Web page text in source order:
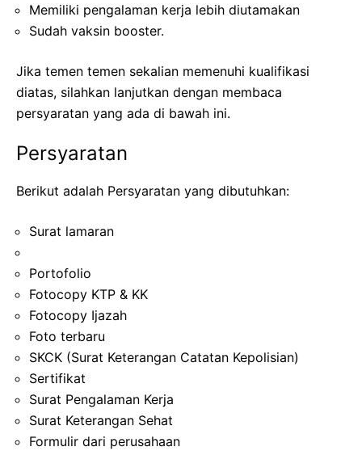
Memiliki pengalaman kerja lebih diutamakan
Sudah vaksin booster.
Jika temen temen sekalian memenuhi kualifikasi
diatas, silahkan lanjutkan dengan membaca
persyaratan yang ada di bawah ini.
Persyaratan
Berikut adalah Persyaratan yang dibutuhkan:
Surat lamaran
Portofolio
Fotocopy KTP & KK
Fotocopy Ijazah
Foto terbaru
SKCK (Surat Keterangan Catatan Kepolisian)
Sertifikat
Surat Pengalaman Kerja
Surat Keterangan Sehat
Formulir dari perusahaan